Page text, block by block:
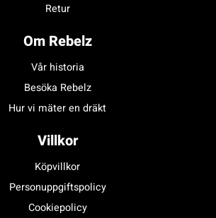
Retur
Om Rebelz
Vår historia
Besöka Rebelz
Hur vi mäter en dräkt
Villkor
Köpvillkor
Personuppgiftspolicy
Cookiepolicy